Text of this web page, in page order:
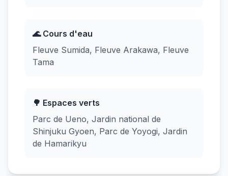
🌊 Cours d'eau
Fleuve Sumida, Fleuve Arakawa, Fleuve
Tama
🌳 Espaces verts
Parc de Ueno, Jardin national de
Shinjuku Gyoen, Parc de Yoyogi, Jardin
de Hamarikyu